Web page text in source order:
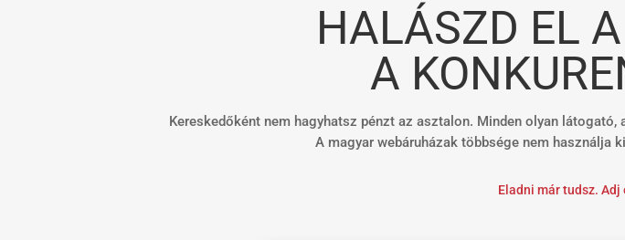
HALÁSZD EL
A
Kereskedőként nem hagyhatsz pénzt az asztalon. Minden olyan
A magyar webáruházak többsége nem használja
Eladni már tudsz.